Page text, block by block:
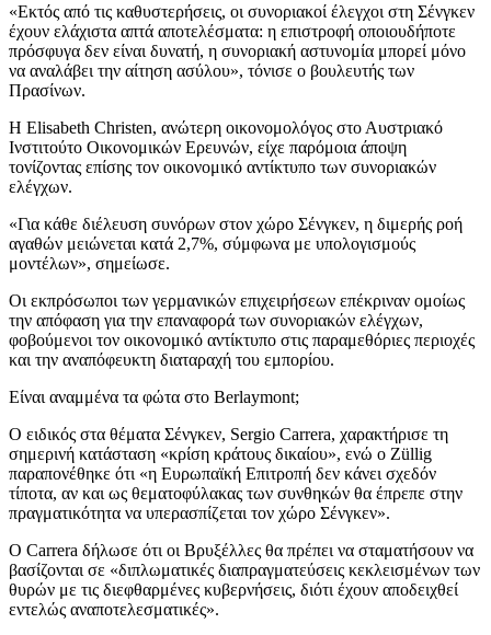
«Εκτός από τις καθυστερήσεις, οι συνοριακοί έλεγχοι στη Σένγκεν
έχουν ελάχιστα απτά αποτελέσματα: η επιστροφή οποιουδήποτε
πρόσφυγα δεν είναι δυνατή, η συνοριακή αστυνομία μπορεί μόνο
να αναλάβει την αίτηση ασύλου», τόνισε ο βουλευτής των
Πρασίνων.
Η Elisabeth Christen, ανώτερη οικονομολόγος στο Αυστριακό
Ινστιτούτο Οικονομικών Ερευνών, είχε παρόμοια άποψη
τονίζοντας επίσης τον οικονομικό αντίκτυπο των συνοριακών
ελέγχων.
«Για κάθε διέλευση συνόρων στον χώρο Σένγκεν, η διμερής ροή
αγαθών μειώνεται κατά 2,7%, σύμφωνα με υπολογισμούς
μοντέλων», σημείωσε.
Οι εκπρόσωποι των γερμανικών επιχειρήσεων επέκριναν ομοίως
την απόφαση για την επαναφορά των συνοριακών ελέγχων,
φοβούμενοι τον οικονομικό αντίκτυπο στις παραμεθόριες περιοχές
και την αναπόφευκτη διαταραχή του εμπορίου.
Είναι αναμμένα τα φώτα στο Berlaymont;
Ο ειδικός στα θέματα Σένγκεν, Sergio Carrera, χαρακτήρισε τη
σημερινή κατάσταση «κρίση κράτους δικαίου», ενώ ο Züllig
παραπονέθηκε ότι «η Ευρωπαϊκή Επιτροπή δεν κάνει σχεδόν
τίποτα, αν και ως θεματοφύλακας των συνθηκών θα έπρεπε στην
πραγματικότητα να υπερασπίζεται τον χώρο Σένγκεν».
Ο Carrera δήλωσε ότι οι Βρυξέλλες θα πρέπει να σταματήσουν να
βασίζονται σε «διπλωματικές διαπραγματεύσεις κεκλεισμένων των
θυρών με τις διεφθαρμένες κυβερνήσεις, διότι έχουν αποδειχθεί
εντελώς αναποτελεσματικές».